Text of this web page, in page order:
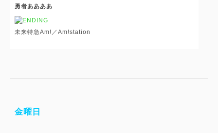
勇者ああああ
未来特急Am!／Am!station
金曜日